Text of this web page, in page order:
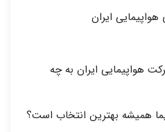
ایران
هواپیمایی ایران به چه
همیشه بهترین انتخاب است؟